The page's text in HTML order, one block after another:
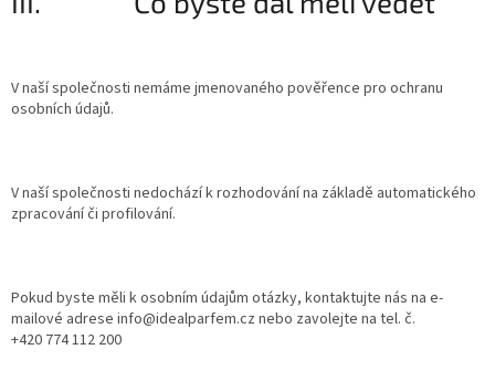
V naší společnosti nemáme jmenovaného pověřence pro ochranu
osobních údajů.
V naší společnosti nedochází k rozhodování na základě automatického
zpracování či profilování.
Pokud byste měli k osobním údajům otázky, kontaktujte nás na e-
mailové adrese info@idealparfem.cz nebo zavolejte na tel. č.
+420 774 112 200